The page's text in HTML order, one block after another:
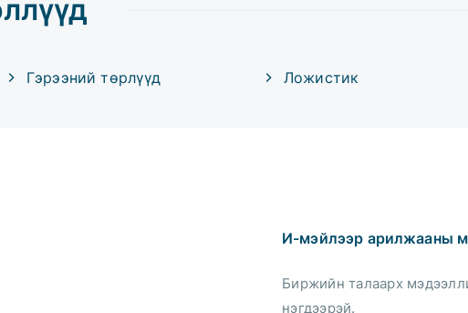
Гэрээний төрлүүд Ложистик
И-мэйлээр арилжааны
Биржийн талаарх
нэгдээрэй.